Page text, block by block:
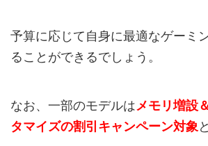
予算に応じて自身に最適なゲーミ
ることができるでしょう。
なお、一部のモデルはメモリ増設
タマイズの割引キャンペーン対象